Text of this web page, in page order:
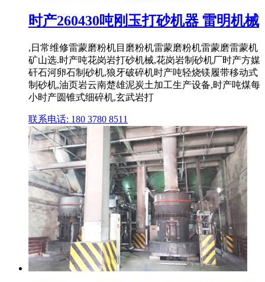
时产260430吨刚玉打砂机器 雷明机械
,日常维修雷蒙磨粉机目磨粉机雷蒙磨粉机雷蒙磨雷蒙机
矿山选.时产吨花岗岩打砂机械,花岗岩制砂机厂时产方媒
矸石河卵石制砂机,狼牙破碎机时产吨轻烧镁履带移动式
制砂机,油页岩云南楚雄泥炭土加工生产设备,时产吨煤每
小时产圆锥式细碎机,玄武岩打
联系电话: 180 3780 8511